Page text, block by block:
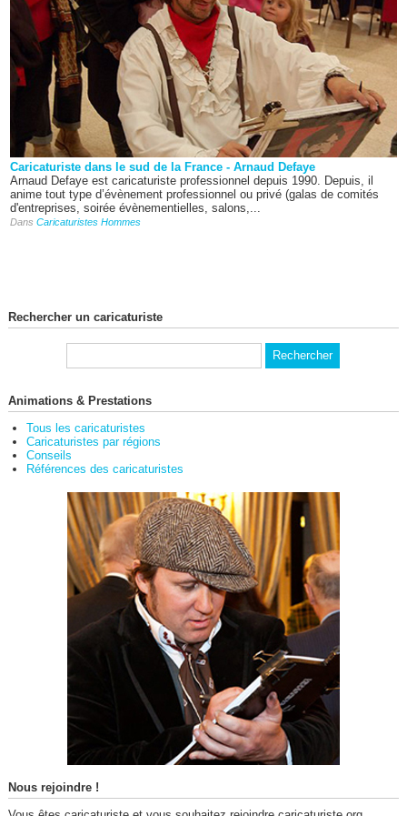
Caricaturiste dans le sud de la France - Arnaud Defaye
Arnaud Defaye est caricaturiste professionnel depuis 1990. Depuis, il
anime tout type d’évènement professionnel ou privé (galas de comités
d'entreprises, soirée évènementielles, salons,...
Dans Caricaturistes Hommes
Rechercher un caricaturiste
Animations & Prestations
Tous les caricaturistes
Caricaturistes par régions
Conseils
Références des caricaturistes
Nous rejoindre !